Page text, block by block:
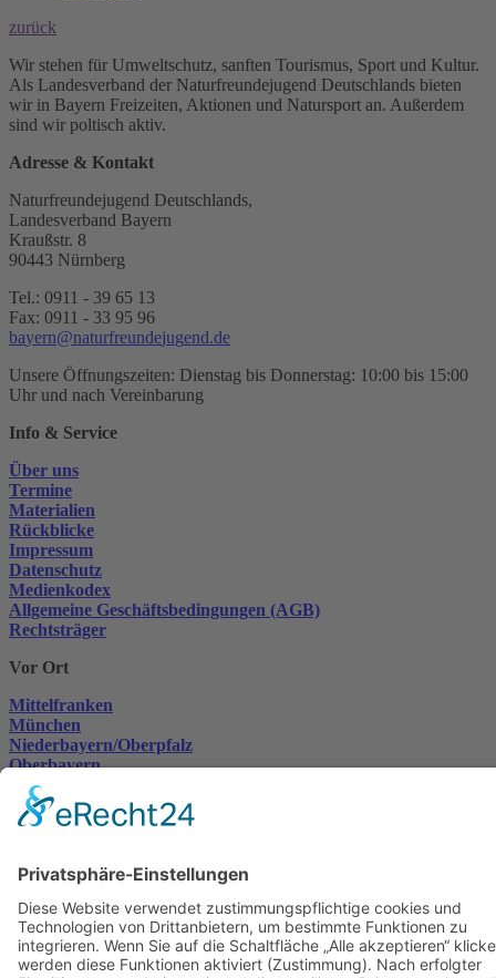
zurück
Wir stehen für Umweltschutz, sanften Tourismus, Sport und Kultur.
Als Landesverband der Naturfreundejugend Deutschlands bieten
wir in Bayern Freizeiten, Aktionen und Natursport an. Außerdem
sind wir poltisch aktiv.
Adresse & Kontakt
Naturfreundejugend Deutschlands,
Landesverband Bayern
Kraußstr. 8
90443 Nürnberg
Tel.: 0911 - 39 65 13
Fax: 0911 - 33 95 96
bayern naturfreundejugend.de
Unsere Öffnungszeiten: Dienstag bis Donnerstag: 10:00 bis 15:00
Uhr und nach Vereinbarung
Info & Service
Über uns
Termine
Materialien
Rückblicke
Impressum
Datenschutz
Medienkodex
Allgemeine Geschäftsbedingungen (AGB)
Rechtsträger
Vor Ort
Mittelfranken
München
Niederbayern/Oberpfalz
Oberbayern
Oberfranken
Schwaben
Unterfranken
Mitglied werden
Aktiv werden
Jobangebote
Spenden